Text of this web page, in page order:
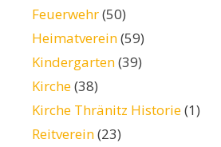
Feuerwehr(50)
Heimatverein(59)
Kindergarten(39)
Kirche(38)
Kirche Thränitz Historie(1)
Reitverein(23)